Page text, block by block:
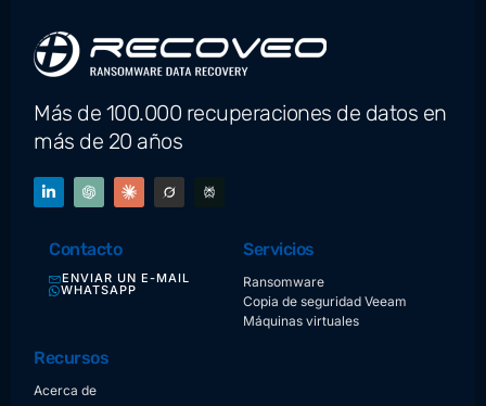
Más de 100.000 recuperaciones de datos en
más de 20 años
Contacto
ENVIAR UN E-MAIL
WHATSAPP
Servicios
Ransomware
Copia de seguridad Veeam
Máquinas virtuales
Recursos
Acerca de